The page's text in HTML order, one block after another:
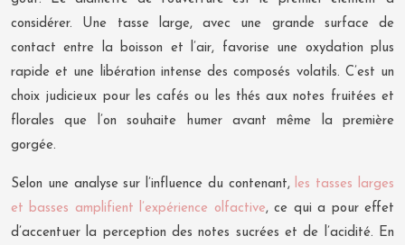
considérer. Une tasse large, avec une grande surface de
contact entre la boisson et l’air, favorise une oxydation plus
rapide et une libération intense des composés volatils. C’est un
choix judicieux pour les cafés ou les thés aux notes fruitées et
florales que l’on souhaite humer avant même la première
gorgée.
Selon une analyse sur l’influence du contenant,les tasses larges
et basses amplifient l’expérience olfactive, ce qui a pour effet
d’accentuer la perception des notes sucrées et de l’acidité. En